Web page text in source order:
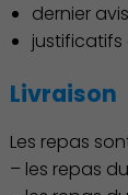
dernier
justificatifs
Livraison
Les repas
– les repas